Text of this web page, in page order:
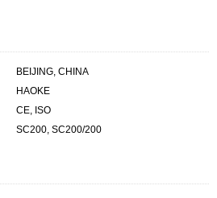
BEIJING, CHINA
HAOKE
CE, ISO
SC200, SC200/200